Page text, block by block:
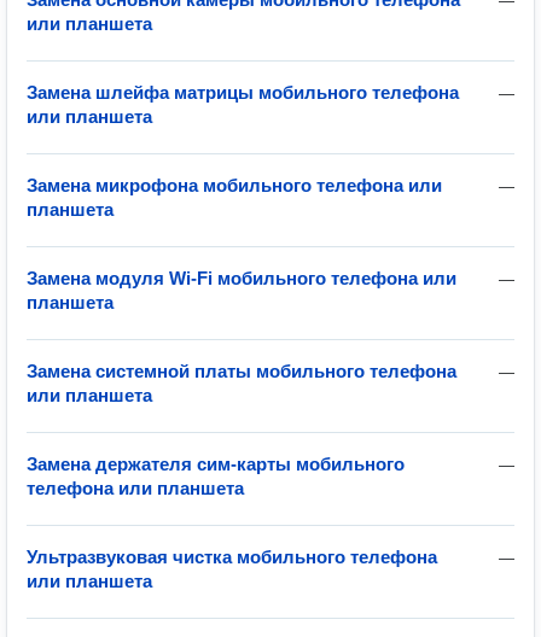
или планшета
—
Замена шлейфа матрицы мобильного телефона
или планшета
—
Замена микрофона мобильного телефона или
планшета
—
Замена модуля Wi-Fi мобильного телефона или
планшета
—
Замена системной платы мобильного телефона
или планшета
—
Замена держателя сим-карты мобильного
телефона или планшета
—
Ультразвуковая чистка мобильного телефона
или планшета